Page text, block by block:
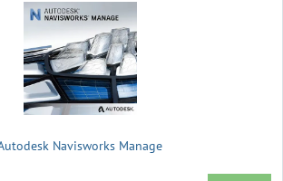
Navisworks Manage